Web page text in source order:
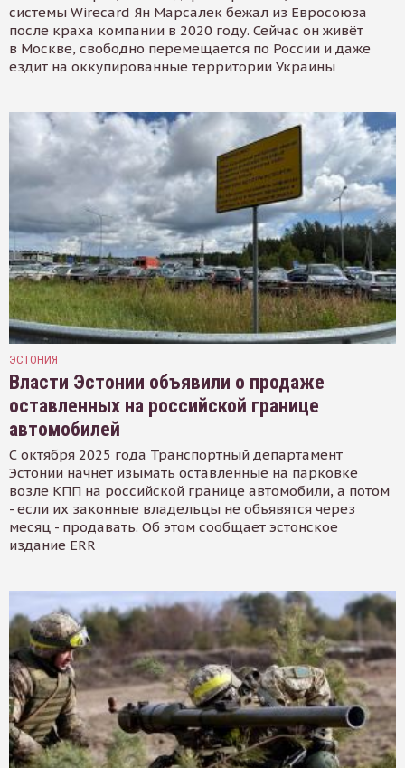
системы Wirecard Ян Марсалек бежал из Евросоюза
после краха компании в 2020 году. Сейчас он живёт
в Москве, свободно перемещается по России и даже
ездит на оккупированные территории Украины
ЭСТОНИЯ
Власти Эстонии объявили о продаже
оставленных на российской границе
автомобилей
С октября 2025 года Транспортный департамент
Эстонии начнет изымать оставленные на парковке
возле КПП на российской границе автомобили, а потом
- если их законные владельцы не объявятся через
месяц - продавать. Об этом сообщает эстонское
издание ERR